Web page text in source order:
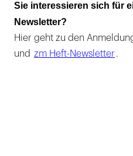
Sie interessieren sich für
Newsletter?
Hier geht zu den
und zm Heft-Newsletter .